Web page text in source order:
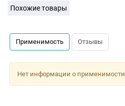
Похожие товары
Применимость Отзывы
Нет информации о применимости